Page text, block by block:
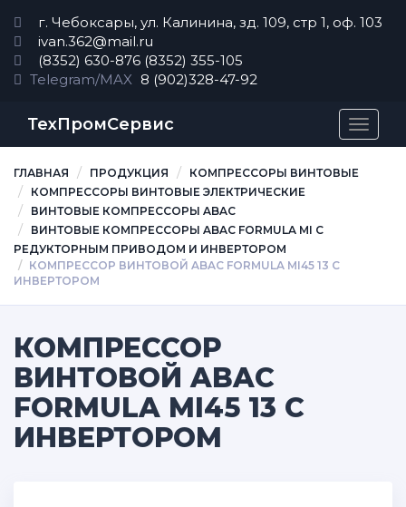
г. Чебоксары, ул. Калинина, зд. 109, стр 1, оф. 103
ivan.362@mail.ru
(8352) 630-876 (8352) 355-105
Telegram/MAX 8 (902)328-47-92
ТехПромСервис
ГЛАВНАЯ ПРОДУКЦИЯ
КОМПРЕССОРЫ ВИНТОВЫЕ
КОМПРЕССОРЫ ВИНТОВЫЕ ЭЛЕКТРИЧЕСКИЕ
ВИНТОВЫЕ КОМПРЕССОРЫ ABAC
ВИНТОВЫЕ КОМПРЕССОРЫ ABAC FORMULA MI С
РЕДУКТОРНЫМ ПРИВОДОМ И ИНВЕРТОРОМ
КОМПРЕССОР ВИНТОВОЙ ABAC FORMULA MI45 13 С
ИНВЕРТОРОМ
КОМПРЕССОР
ВИНТОВОЙ ABAC
FORMULA MI45 13 С
ИНВЕРТОРОМ